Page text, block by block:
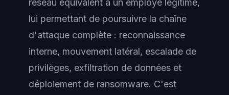
réseau équivalent à un employé légitime,
lui permettant de poursuivre la chaîne
d'attaque complète : reconnaissance
interne, mouvement latéral, escalade de
privilèges, exfiltration de données et
déploiement de ransomware. C'est